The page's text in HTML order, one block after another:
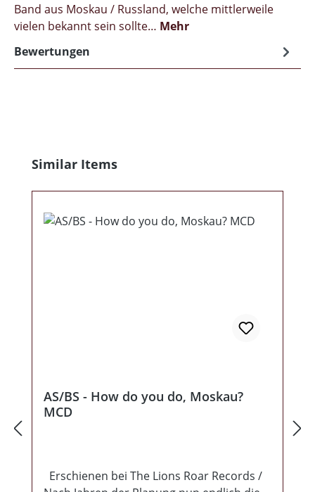
Band aus Moskau / Russland, welche mittlerweile
vielen bekannt sein sollte… Mehr
Bewertungen
Produktgalerie überspringen
Similar Items
AS/BS - How do you do, Moskau?
MCD
Erschienen bei The Lions Roar Records /